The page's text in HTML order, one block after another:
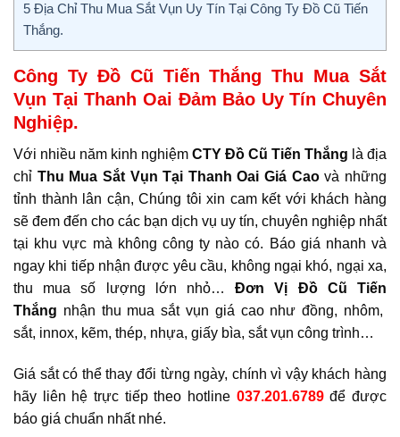
5 Địa Chỉ Thu Mua Sắt Vụn Uy Tín Tại Công Ty Đồ Cũ Tiến
Thắng.
Công Ty Đồ Cũ Tiến Thắng Thu Mua Sắt
Vụn Tại Thanh Oai Đảm Bảo Uy Tín Chuyên
Nghiệp.
Với nhiều năm kinh nghiệm CTY Đồ Cũ Tiến Thắng là địa
chỉ Thu Mua Sắt Vụn Tại Thanh OaiGiá Caovà những
tỉnh thành lân cận, Chúng tôi xin cam kết với khách hàng
sẽ đem đến cho các bạn dịch vụ uy tín, chuyên nghiệp nhất
tại khu vực mà không công ty nào có. Báo giá nhanh và
ngay khi tiếp nhận được yêu cầu, không ngại khó, ngại xa,
thu mua số lượng lớn nhỏ…Đơn Vị Đồ Cũ Tiến
Thắng nhận thu mua sắt vụn giá cao như đồng, nhôm,
sắt, innox, kẽm, thép, nhựa, giấy bìa, sắt vụn công trình…
Giá sắt có thể thay đổi từng ngày, chính vì vậy khách hàng
hãy liên hệ trực tiếp theo hotline 037.201.6789để được
báo giá chuẩn nhất nhé.